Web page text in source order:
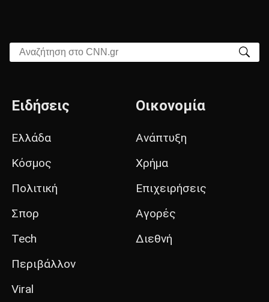
Αναζήτηση στο CNN.gr
Ειδήσεις
Ελλάδα
Κόσμος
Πολιτική
Σπορ
Tech
Περιβάλλον
Viral
Οικονομία
Ανάπτυξη
Χρήμα
Επιχειρήσεις
Αγορές
Διεθνή